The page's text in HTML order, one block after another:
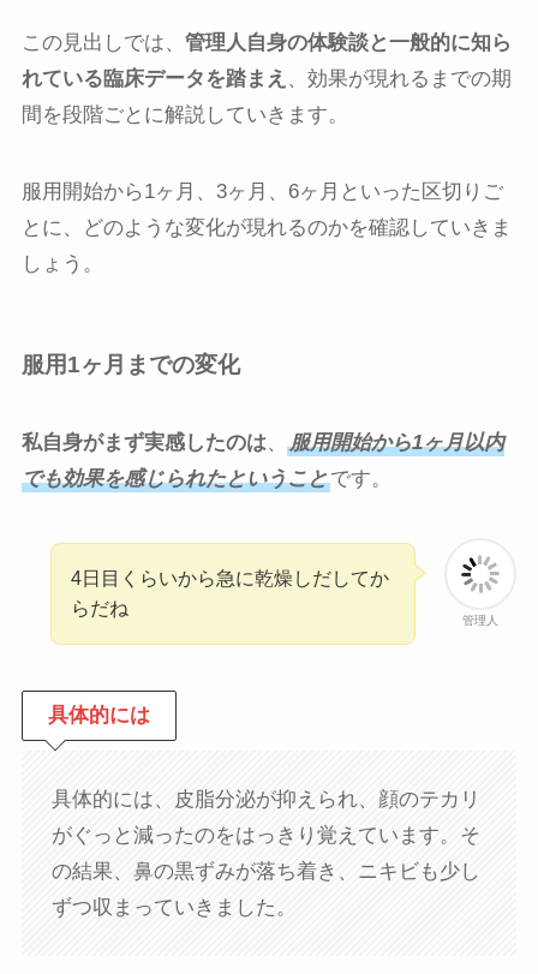
この見出しでは、 管理人自身の体験談と一般的に知ら
れている臨床データを踏まえ
、効果が現れるまでの期
間を段階ごとに解説していきます。
服用開始から1ヶ月、3ヶ月、6ヶ月といった区切りご
とに、どのような変化が現れるのかを確認していきま
しょう。
服用1ヶ月までの変化
私自身がまず実感したのは、
服用開始から1ヶ月以内
でも効果を感じられたということです。
管理人
4日目くらいから急に乾燥しだしてか
らだね
具体的には
具体的には、皮脂分泌が抑えられ、顔のテカリ
がぐっと減ったのをはっきり覚えています。そ
の結果、鼻の黒ずみが落ち着き、ニキビも少し
ずつ収まっていきました。